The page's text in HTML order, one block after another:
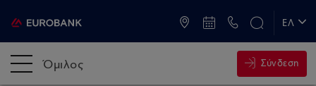
ΕΛ
Όμιλος Σύνδεση